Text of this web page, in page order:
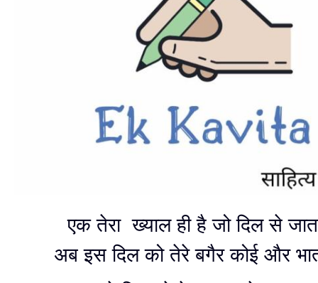
एक तेरा ख्याल ही है जो दिल से
अब इस दिल को तेरे बगैर कोई और